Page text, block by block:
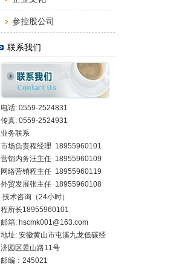
参控股公司
联系我们
电话: 0559-2524831
传真: 0559-2524931
业务联系
市场负责程经理 18955960101
营销内务汪主任 18955960109
网络营销程主任 18955960119
外贸发展张主任 18955960108
技术咨询（24小时）
程所长18955960101
邮箱: hscmk001@163.com
地址: 安徽黄山市屯溪九龙低碳经
济园区昱山路11号
邮编：245021